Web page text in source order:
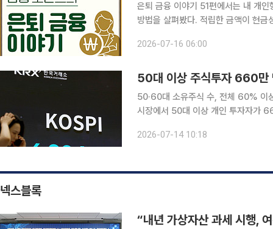
은퇴 금융 이야기 51편에서는 내 개
방법을 살펴봤다. 적립한 금액이 현
는 운용을 시작할 차례다. 그렇다면
2026-07-16 06:00
50대 이상 주식투자 660만
50·60대 소유주식 수, 전체 60% 이상
시장에서 50대 이상 개인 투자자가
면서 은퇴자와 예비 은퇴세대의 노후
2026-07-14 10:18
넥스블록
“내년 가상자산 과세 시행,